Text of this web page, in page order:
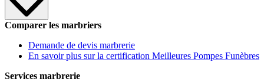
Comparer les marbriers
Demande de devis marbrerie
En savoir plus sur la certification Meilleures Pompes Funèbres
Services marbrerie